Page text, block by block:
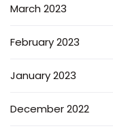
March 2023
February 2023
January 2023
December 2022